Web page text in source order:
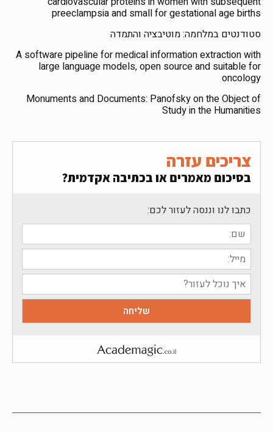
preeclampsia and small for gestational age births
סטודנטים במלחמה: מוטיבציה והתמדה
A software pipeline for medical information extraction with
large language models, open source and suitable for
oncology
Monuments and Documents: Panofsky on the Object of
Study in the Humanities
צריכים עזרה
בסיכום מאמרים או בכתיבה אקדמית?
כתבו לנו וננסה לעזור לכם: